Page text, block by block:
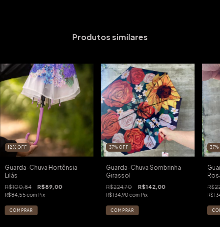
Produtos similares
12 % OFF
Guarda-Chuva Hortênsia
Lilás
R$100,84 R$89,00
R$84,55com Pix
37%OFF
Guarda-Chuva Sombrinha
Girassol
R$224,70 R$142,00
R$134,90com Pix
37%